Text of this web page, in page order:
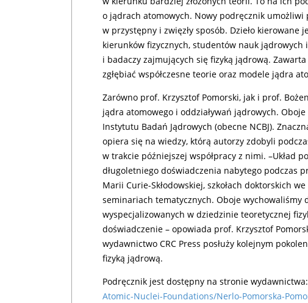
o jądrach atomowych. Nowy podręcznik
w przystępny i zwięzły sposób. Dzieło
kierunków fizycznych, studentów nauk
i badaczy zajmujących się fizyką jądrową.
zgłębiać współczesne teorie oraz modele jądra
Zarówno prof. Krzysztof Pomorski, jak i prof.
jądra atomowego i oddziaływań jądrowych.
Instytutu Badań Jądrowych (obecne NCBJ).
opiera się na wiedzy, którą autorzy zdobyli
w trakcie późniejszej współpracy z nimi. –Układ
długoletniego doświadczenia nabytego podczas
Marii Curie-Skłodowskiej, szkołach doktorskich
seminariach tematycznych. Oboje wychowaliśmy
wyspecjalizowanych w dziedzinie teoretycznej
doświadczenie – opowiada prof. Krzysztof
wydawnictwo CRC Press posłuży kolejnym
fizyką jądrową.
Podręcznik jest dostępny na stronie wydawnictwa:
Atomic-Nuclei-Foundations/Nerlo-Pomorska-